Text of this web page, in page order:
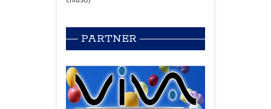
PARTNER